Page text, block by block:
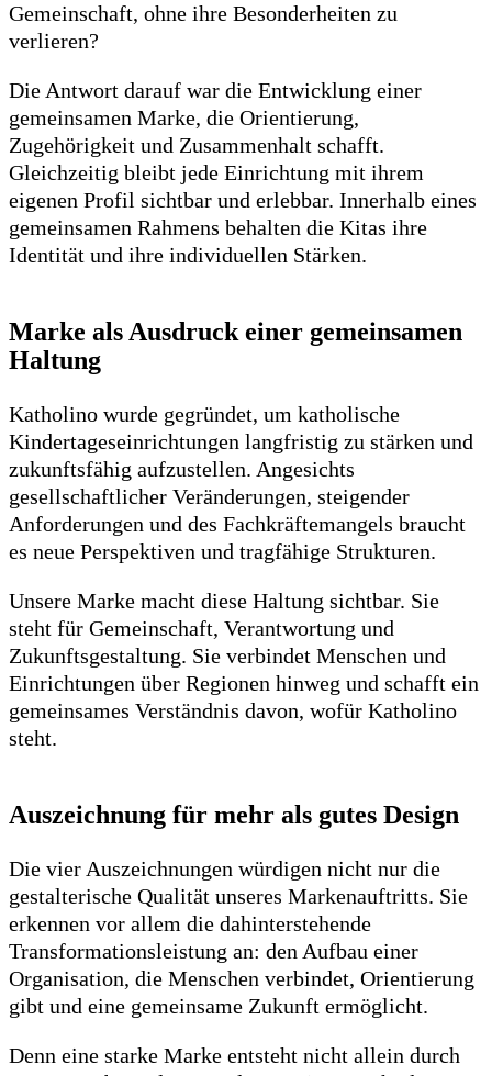
Gemeinschaft, ohne ihre Besonderheiten zu
verlieren?
Die Antwort darauf war die Entwicklung einer
gemeinsamen Marke, die Orientierung,
Zugehörigkeit und Zusammenhalt schafft.
Gleichzeitig bleibt jede Einrichtung mit ihrem
eigenen Profil sichtbar und erlebbar. Innerhalb eines
gemeinsamen Rahmens behalten die Kitas ihre
Identität und ihre individuellen Stärken.
Marke als Ausdruck einer gemeinsamen
Haltung
Katholino wurde gegründet, um katholische
Kindertageseinrichtungen langfristig zu stärken und
zukunftsfähig aufzustellen. Angesichts
gesellschaftlicher Veränderungen, steigender
Anforderungen und des Fachkräftemangels braucht
es neue Perspektiven und tragfähige Strukturen.
Unsere Marke macht diese Haltung sichtbar. Sie
steht für Gemeinschaft, Verantwortung und
Zukunftsgestaltung. Sie verbindet Menschen und
Einrichtungen über Regionen hinweg und schafft ein
gemeinsames Verständnis davon, wofür Katholino
steht.
Auszeichnung für mehr als gutes Design
Die vier Auszeichnungen würdigen nicht nur die
gestalterische Qualität unseres Markenauftritts. Sie
erkennen vor allem die dahinterstehende
Transformationsleistung an: den Aufbau einer
Organisation, die Menschen verbindet, Orientierung
gibt und eine gemeinsame Zukunft ermöglicht.
Denn eine starke Marke entsteht nicht allein durch